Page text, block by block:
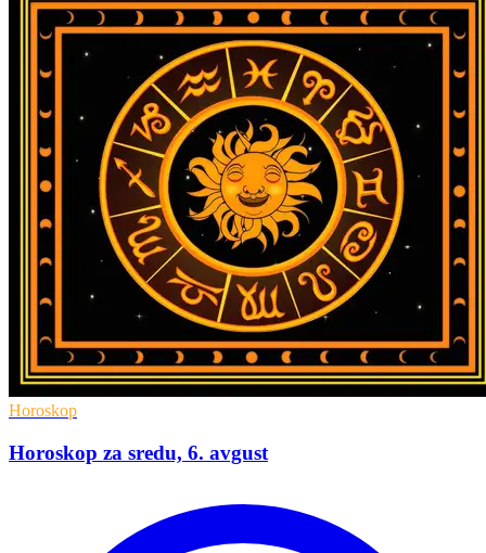
Horoskop
Horoskop za sredu, 6. avgust